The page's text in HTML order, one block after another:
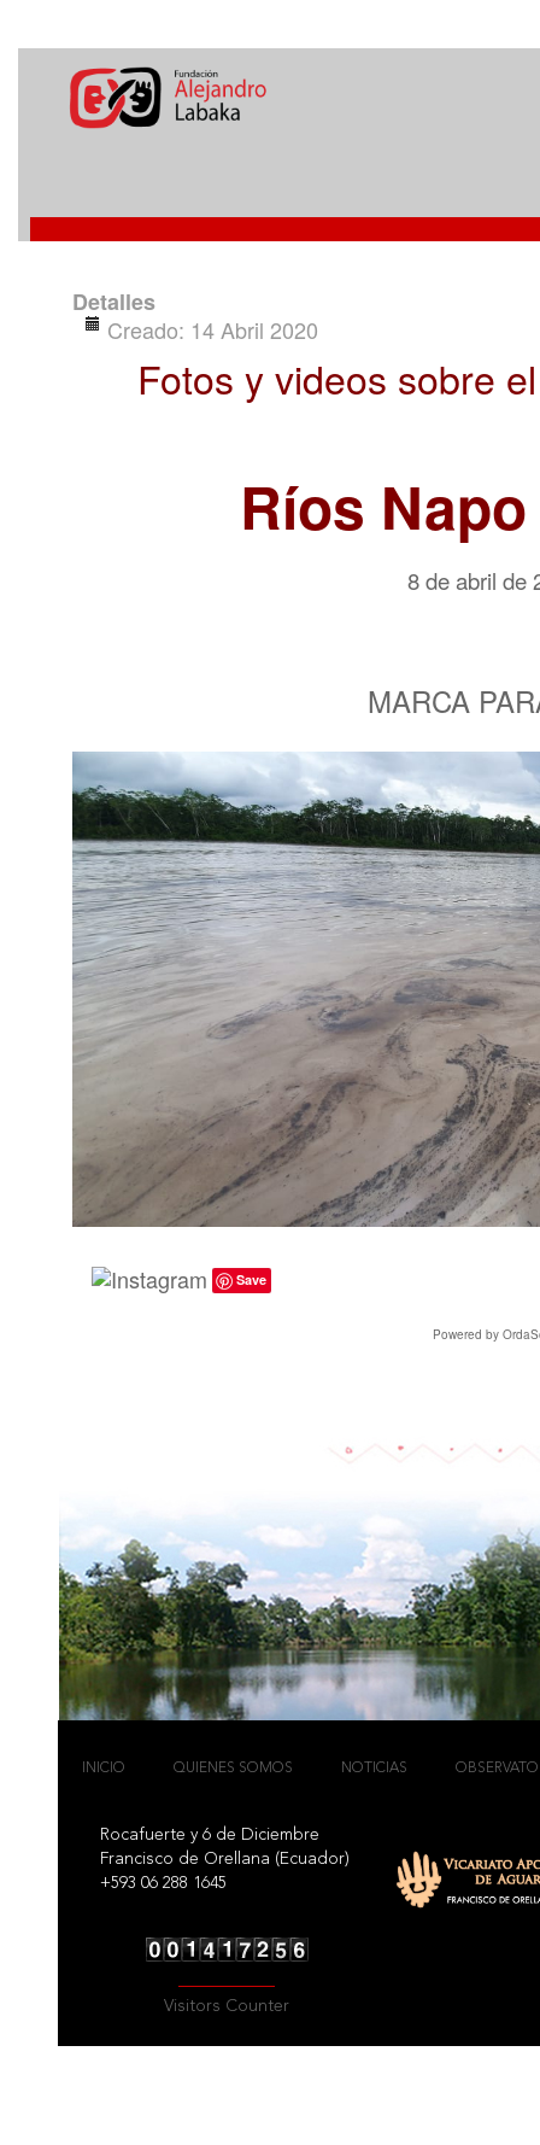
Detalles
Creado: 14 Abril 2020
Fotos y videos sobre
Ríos
8 de abril de
MARCA
Save
Powered by
INICIO QUIENES SOMOS NOTICIAS
Rocafuerte y 6 de Diciembre
Francisco de Orellana (Ecuador)
+593 06 288 1645
Visitors Counter